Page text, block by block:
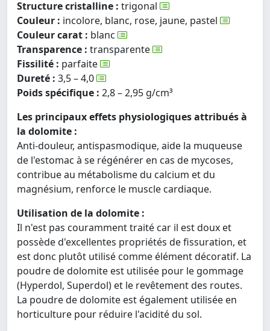
Structure cristalline : trigonal
Couleur : incolore, blanc, rose, jaune, pastel
Couleur carat : blanc
Transparence : transparente
Fissilité : parfaite
Dureté : 3,5 – 4,0
Poids spécifique : 2,8 – 2,95 g/cm³
Les principaux effets physiologiques attribués à
la dolomite :
Anti-douleur, antispasmodique, aide la muqueuse
de l'estomac à se régénérer en cas de mycoses,
contribue au métabolisme du calcium et du
magnésium, renforce le muscle cardiaque.
Utilisation de la dolomite :
Il n'est pas couramment traité car il est doux et
possède d'excellentes propriétés de fissuration, et
est donc plutôt utilisé comme élément décoratif. La
poudre de dolomite est utilisée pour le gommage
(Hyperdol, Superdol) et le revêtement des routes.
La poudre de dolomite est également utilisée en
horticulture pour réduire l'acidité du sol.